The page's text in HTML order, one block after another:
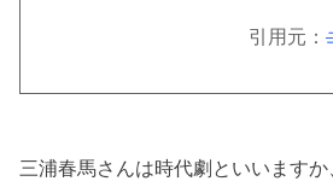
引用元：
三浦春馬さんは時代劇といいます